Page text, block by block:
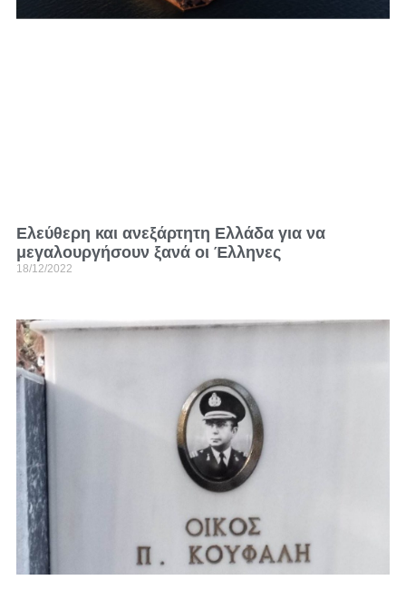
Ελεύθερη και ανεξάρτητη Ελλάδα για να
μεγαλουργήσουν ξανά οι Έλληνες
18/12/2022